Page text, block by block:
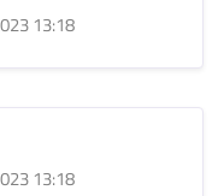
13:18
13:18